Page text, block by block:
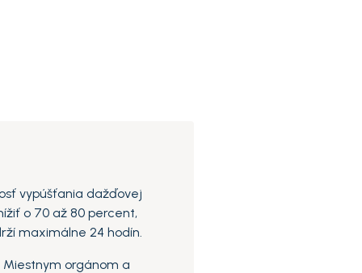
vypúšťania dažďovej
o 70 až 80 percent,
maximálne 24 hodín.
Miestnym orgánom a